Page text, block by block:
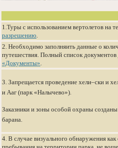
1.Туры с использованием вертолетов на
разрешению.
2. Необходимо заполняить данные о
путешествия. Полный список
«Документы».
3. Запрещается проведение хели–ски и
и Ааг (парк «Налычево»).
Заказники и зоны особой охраны
барана.
4. В случае визуального обнаружения